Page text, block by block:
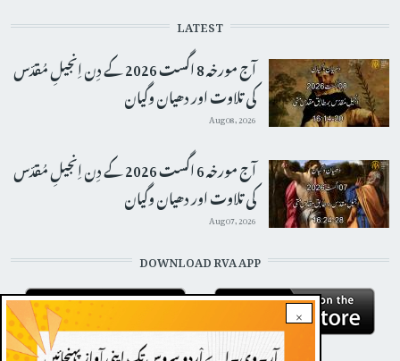
×
LATEST
آج مورخہ 8 اگست 2026 کے دِن اِنجیلِ مُقدّس
کی تلاوت اور دھیان وگیان
Aug 08, 2026
آج مورخہ 6 اگست 2026 کے دِن اِنجیلِ مُقدّس
کی تلاوت اور دھیان وگیان
Aug 07, 2026
DOWNLOAD RVA APP